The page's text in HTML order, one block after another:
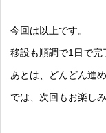
今回は以上です。
移設も順調で1日で完
あとは、どんどん進
では、次回もお楽しみ